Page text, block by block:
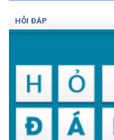
HỎI ĐÁP